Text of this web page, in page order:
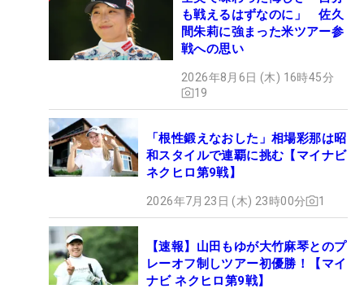
も戦えるはずなのに」 佐久
間朱莉に強まった米ツアー参
戦への思い
2026年8月6日 (木) 16時45分
19
「根性鍛えなおした」相場彩那は昭
和スタイルで連覇に挑む【マイナビ
ネクヒロ第9戦】
2026年7月23日 (木) 23時00分 1
【速報】山田もゆが大竹麻琴とのプ
レーオフ制しツアー初優勝！【マイ
ナビ ネクヒロ第9戦】